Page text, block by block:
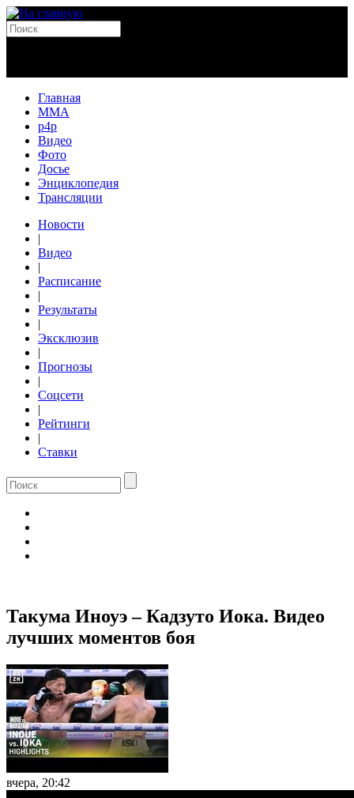
Главная
MMA
p4p
Видео
Фото
Досье
Энциклопедия
Трансляции
Новости
|
Видео
|
Расписание
|
Результаты
|
Эксклюзив
|
Прогнозы
|
Соцсети
|
Рейтинги
|
Ставки
Такума Иноуэ – Кадзуто Иока. Видео
лучших моментов боя
вчера, 20:42